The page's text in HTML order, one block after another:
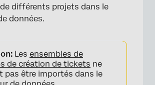
différents projets dans le
données.
Les ensembles de
de création de tickets ne
pas être importés dans le